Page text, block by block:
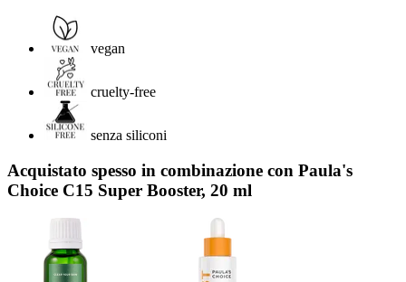
vegan
cruelty-free
senza siliconi
Acquistato spesso in combinazione con Paula's
Choice C15 Super Booster, 20 ml